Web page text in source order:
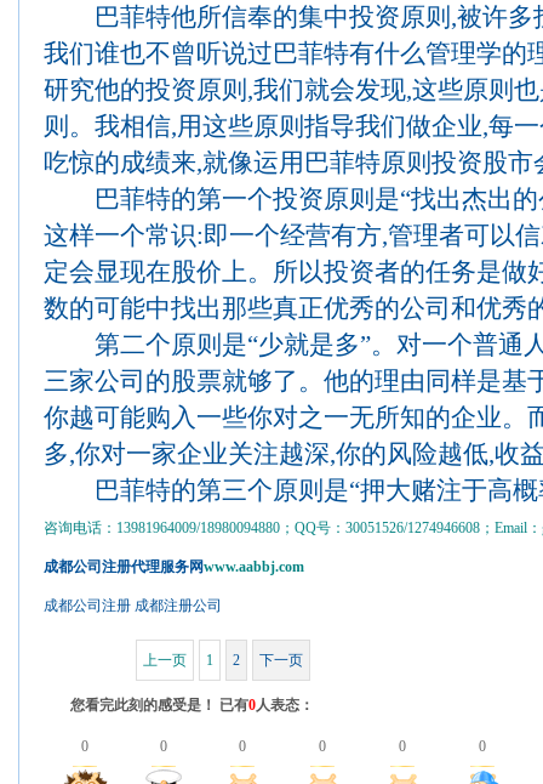
巴菲特他所信奉的集中投资原则,被许多
我们谁也不曾听说过巴菲特有什么管理学的
研究他的投资原则,我们就会发现,这些原则
则。我相信,用这些原则指导我们做企业,每
吃惊的成绩来,就像运用巴菲特原则投资股
巴菲特的第一个投资原则是“找出杰出的
这样一个常识:即一个经营有方,管理者可以
定会显现在股价上。所以投资者的任务是做
数的可能中找出那些真正优秀的公司和优秀
第二个原则是“少就是多”。对一个普通
三家公司的股票就够了。他的理由同样是基
你越可能购入一些你对之一无所知的企业。
多,你对一家企业关注越深,你的风险越低,收
巴菲特的第三个原则是“押大赌注于高概
咨询电话：13981964009/18980094880；QQ号：30051526/1274946608；Email
成都公司注册代理服务网www.aabbj.com
成都公司注册 成都注册公司
上一页 1 2 下一页
您看完此刻的感受是！ 已有0人表态：
0 0 0 0 0 0